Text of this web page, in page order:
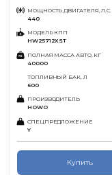
МОЩНОСТЬ ДВИГАТЕЛЯ, Л.С.
440
МОДЕЛЬ КПП
HW25712XST
ПОЛНАЯ МАССА АВТО, КГ
40000
ТОПЛИВНЫЙ БАК, Л
600
ПРОИЗВОДИТЕЛЬ
HOWO
СПЕЦПРЕДЛОЖЕНИЕ
Y
Купить